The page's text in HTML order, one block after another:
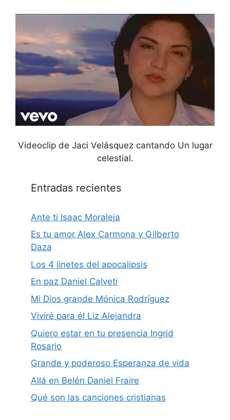
Videoclip de Jaci Velásquez cantando Un lugar
celestial.
Entradas recientes
Ante ti Isaac Moraleja
Es tu amor Alex Carmona y Gilberto
Daza
Los 4 jinetes del apocalipsis
En paz Daniel Calveti
Mi Dios grande Mónica Rodríguez
Viviré para él Liz Alejandra
Quiero estar en tu presencia Ingrid
Rosario
Grande y poderoso Esperanza de vida
Allá en Belén Daniel Fraire
Qué son las canciones cristianas